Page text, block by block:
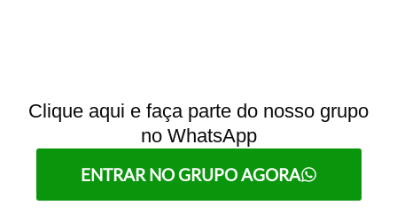
Clique aqui e faça parte do nosso grupo
no WhatsApp
ENTRAR NO GRUPO AGORA